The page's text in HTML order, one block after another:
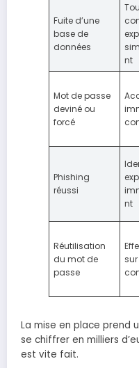
Fuite d’une
base de
données
nt
Mot de passe
deviné ou
forcé
Phishing
réussi
nt
Réutilisation
du mot de
passe
La mise en place prend
se chiffrer en milliers
est vite fait.